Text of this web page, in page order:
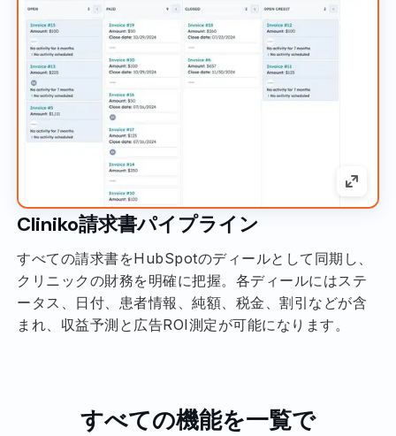
Cliniko請求書パイプライン
すべての請求書をHubSpotのディールとして同期し、
クリニックの財務を明確に把握。各ディールにはステ
ータス、日付、患者情報、純額、税金、割引などが含
まれ、収益予測と広告ROI測定が可能になります。
すべての機能を一覧で